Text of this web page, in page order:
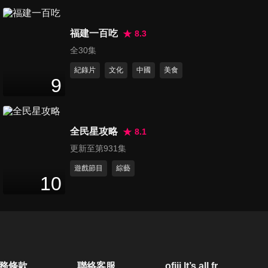
50分鐘
第1349集 我們與惡的距離有多
遠 （上）鐵路殺警案一審無
罪！李父抑鬱吐血驟逝！
50分鐘
9
福建一百吃
8.3
全30集
紀錄片 文化 中國 美食
10
全民星攻略
8.1
更新至第931集
遊戲節目 綜藝
條款 聯絡客服